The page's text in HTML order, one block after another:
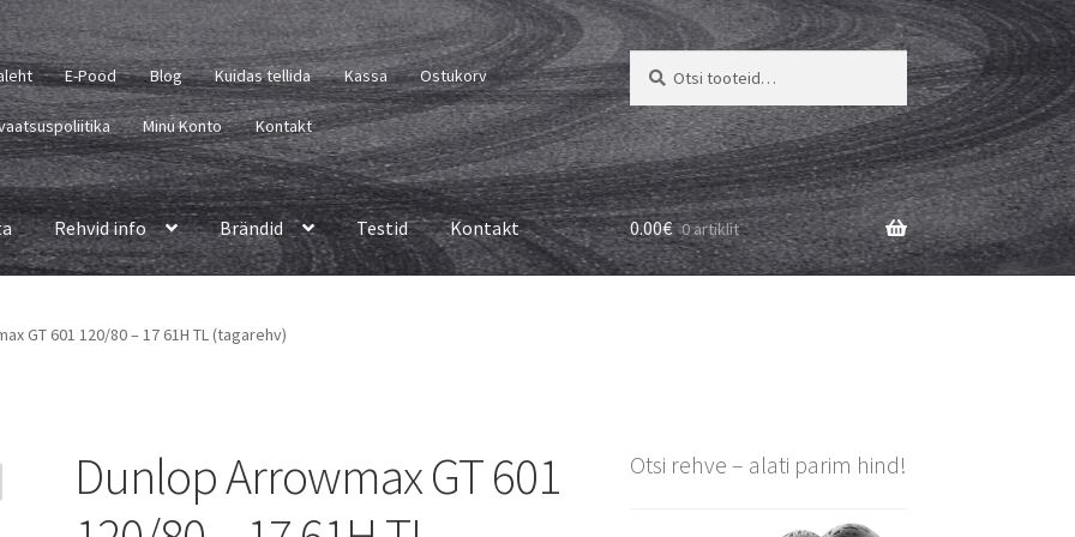
E-Pood Blog Kuidas tellida Kassa Ostukorv
Minu Konto Kontakt
Otsi:
Otsi
Rehvid info Brändid Testid Kontakt 0.00€ 0 artiklit
GT 601 120/80 – 17 61H TL (tagarehv)
Dunlop Arrowmax GT 601
Otsi rehve – alati parim hind!